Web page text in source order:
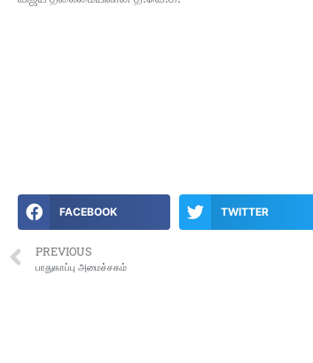
FACEBOOK TWITTER
PREVIOUS
பாதுகாப்பு அமைச்சகம்